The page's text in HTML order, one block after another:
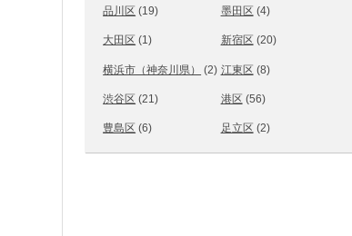
品川区 (19) 墨田区 (4)
大田区 (1) 新宿区 (20)
横浜市（神奈川県） (2) 江東区 (8)
渋谷区 (21) 港区 (56)
豊島区 (6) 足立区 (2)